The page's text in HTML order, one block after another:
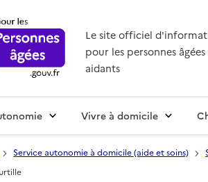
Le site officiel
pour les personnes âgées
aidants
Vivre à domicile
Service autonomie à domicile (aide et soins)